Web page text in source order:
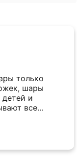
только
шары
и
все
в заказ.